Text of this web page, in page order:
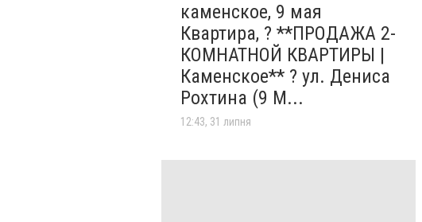
каменское, 9 мая
Квартира, ? **ПРОДАЖА 2-
КОМНАТНОЙ КВАРТИРЫ |
Каменское** ? ул. Дениса
Рохтина (9 М...
12:43, 31 липня